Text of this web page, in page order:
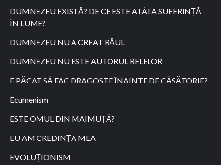
DUMNEZEU EXISTĂ? DE CE ESTE ATÂTA SUFERINȚĂ
ÎN LUME?
DUMNEZEU NU A CREAT RĂUL
DUMNEZEU NU ESTE AUTORUL RELELOR
E PĂCAT SĂ FAC DRAGOSTE ÎNAINTE DE CĂSĂTORIE?
Ecumenism
ESTE OMUL DIN MAIMUȚĂ?
EU AM CREDINȚA MEA
EVOLUȚIONISM